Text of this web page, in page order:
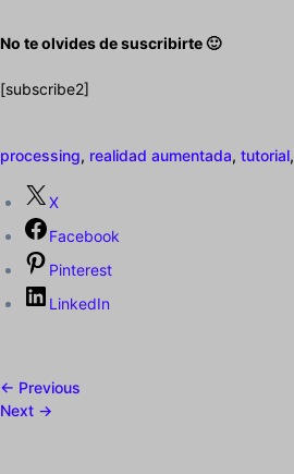
No te olvides de suscribirte 🙂
[subscribe2]
processing, realidad aumentada, tutorial,
X
Facebook
Pinterest
LinkedIn
← Previous
Next →